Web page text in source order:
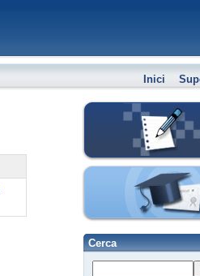
Inici
Crea el teu bloc
Espai de proves
Cerca